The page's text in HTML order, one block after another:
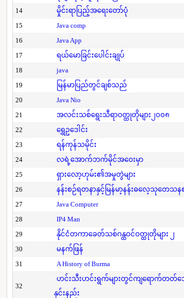
14
မှိုင်းရာပြည့်အရေးတော်ပုံ
15
Java comp
16
Java App
17
ရယ်မောခြင်းပေါင်းချုပ်
18
java
19
မြန်မာပြည်တွင်ချစ်သည်
20
Java Nio
21
အလင်းသစ်ရွေးသီရာဝတ္ထုတိုများ၂၀၀၈
22
ရွှေဥဒေါင်း
23
ရန်ကုန်သမိုင်း
24
လရဲ့အောက်ဘက်မိုင်အဝေးမှာ
25
ရှားလော့ဟုမ်း၏အမှုတွဲများ
26
နန်းစဉ်ရတနာနှင့်မြန်မာ့နန်းဓလေ့သုတေသနစ
27
Java Computer
28
IP4 Man
29
နိုင်ငံတကာခေတ်သစ်ဂန္ထဝင်ဝတ္ထုတိုများ ၂
30
မနက်ဖြန်
31
A History of Burma
32
ဟင်းသီးဟင်းရွက်များတွင်ကျရောက်တတ်သ
နှင်းနည်း